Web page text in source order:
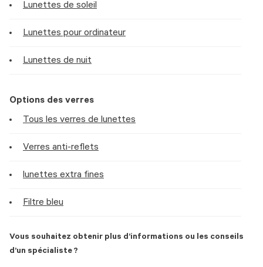
Lunettes de soleil
Lunettes pour ordinateur
Lunettes de nuit
Options des verres
Tous les verres de lunettes
Verres anti-reflets
lunettes extra fines
Filtre bleu
Vous souhaitez obtenir plus d’informations ou les conseils
d’un spécialiste ?